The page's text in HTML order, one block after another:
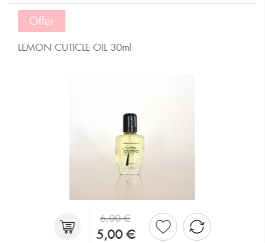
Offer
LEMON CUTICLE OIL 30ml
6,00 €
5,00 €